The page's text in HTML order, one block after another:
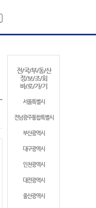
전/국/부/동/산
정/보/조/회
바/로/가/기
서울특별시
전남광주통합특별시
부산광역시
대구광역시
인천광역시
대전광역시
울산광역시